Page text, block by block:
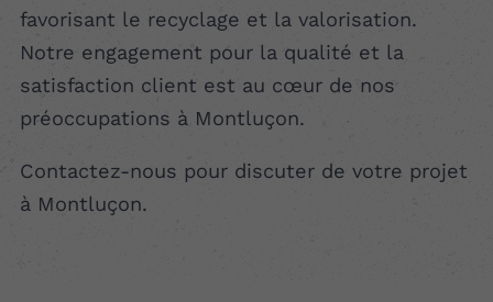
favorisant le recyclage et la valorisation.
Notre engagement pour la qualité et la
satisfaction client est au cœur de nos
préoccupations à Montluçon.
Contactez-nous pour discuter de votre projet
à Montluçon.